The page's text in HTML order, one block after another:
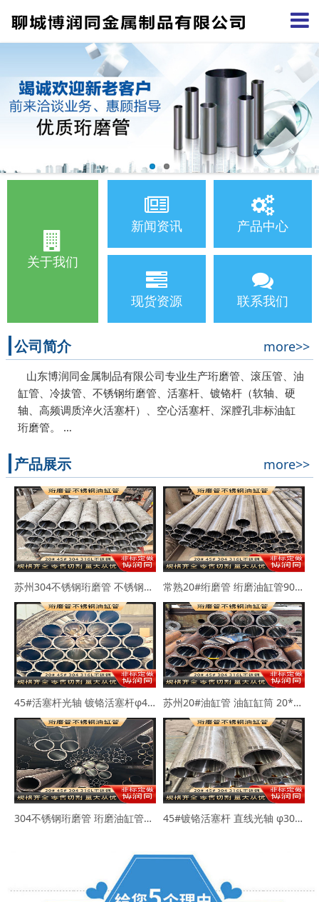
关于我们
新闻资讯 产品中心
现货资源 联系我们
公司简介 more>>
山东博润同金属制品有限公司专业生产珩磨管、滚压管、油
缸管、冷拔管、不锈钢绗磨管、活塞杆、镀铬杆（软轴、硬
轴、高频调质淬火活塞杆）、空心活塞杆、深膛孔非标油缸
珩磨管。 …
产品展示 more>>
苏州304不锈钢珩磨管 不锈钢缸筒90*102 63*73 常熟20#绗磨管 绗磨油缸管90*114 100*110
45#活塞杆光轴 镀铬活塞杆φ40-50mm 苏州20#油缸管 油缸缸筒 20*30 40*50
304不锈钢珩磨管 珩磨油缸管63*73 80*89 45#镀铬活塞杆 直线光轴 φ30-45-50mm